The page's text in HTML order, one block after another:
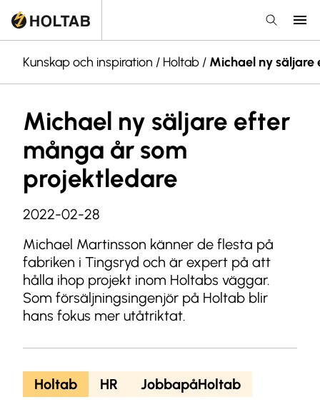
Kunskap och inspiration / Holtab / Michael ny
Michael ny säljare efter
många år som
projektledare
2022-02-28
Michael Martinsson känner de flesta på
fabriken i Tingsryd och är expert på att
hålla ihop projekt inom Holtabs väggar.
Som försäljningsingenjör på Holtab blir
hans fokus mer utåtriktat.
Holtab HR JobbapåHoltab